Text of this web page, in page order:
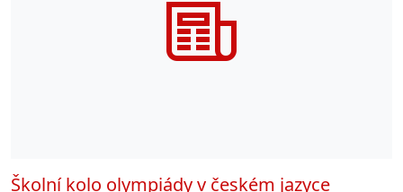
Školní kolo olympiády v českém jazyce